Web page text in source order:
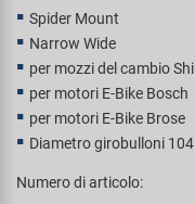
Spider Mount
Narrow Wide
per mozzi del cambio
per motori E-Bike Bosch
per motori E-Bike Brose
Diametro girobulloni 104
Numero di articolo: